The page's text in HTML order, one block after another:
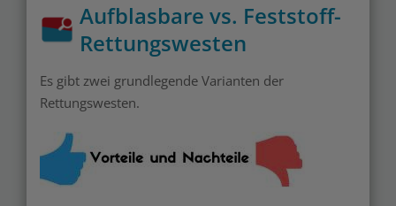
Aufblasbare vs. Feststoff-
Rettungswesten
Es gibt zwei grundlegende Varianten der
Rettungswesten.